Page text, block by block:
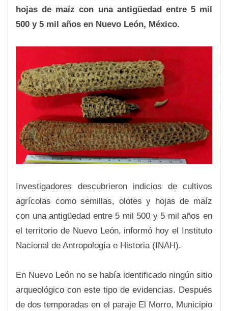
hojas de maíz con una antigüedad entre 5 mil
500 y 5 mil años en Nuevo León, México.
Investigadores descubrieron indicios de cultivos
agrícolas como semillas, olotes y hojas de maíz
con una antigüedad entre 5 mil 500 y 5 mil años en
el territorio de Nuevo León, informó hoy el Instituto
Nacional de Antropología e Historia (INAH).
En Nuevo León no se había identificado ningún sitio
arqueológico con este tipo de evidencias. Después
de dos temporadas en el paraje El Morro, Municipio